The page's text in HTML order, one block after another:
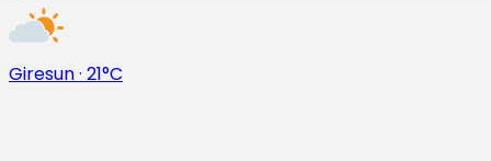
Giresun· 21°C